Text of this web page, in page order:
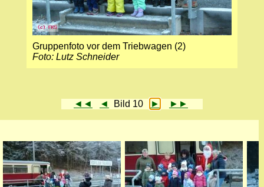
Gruppenfoto vor dem Triebwagen (2)
Foto: Lutz Schneider
◄◄ ◄ Bild 10 ► ►►